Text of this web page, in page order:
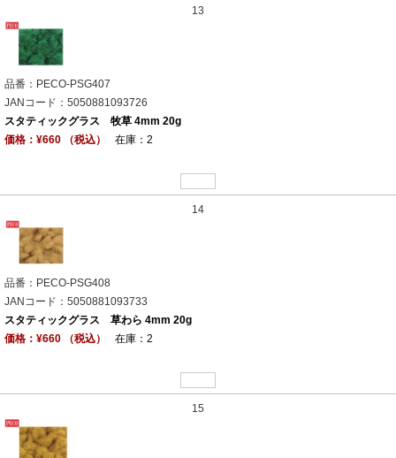
13
品番：PECO-PSG407
JANコード：5050881093726
スタティックグラス 牧草 4mm 20g
価格：¥660 （税込）
在庫：2
14
品番：PECO-PSG408
JANコード：5050881093733
スタティックグラス 草わら 4mm 20g
価格：¥660 （税込）
在庫：2
15